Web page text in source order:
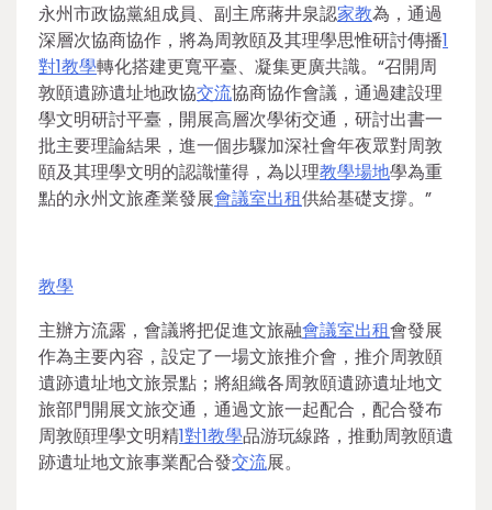
永州市政協黨組成員、副主席蔣井泉認家教為，通過
深層次協商協作，將為周敦頤及其理學思惟研討傳播1
對1教學轉化搭建更寬平臺、凝集更廣共識。“召開周
敦頤遺跡遺址地政協交流協商協作會議，通過建設理
學文明研討平臺，開展高層次學術交通，研討出書一
批主要理論結果，進一個步驟加深社會年夜眾對周敦
頤及其理學文明的認識懂得，為以理教學場地學為重
點的永州文旅產業發展會議室出租供給基礎支撐。”
教學
主辦方流露，會議將把促進文旅融會議室出租會發展
作為主要內容，設定了一場文旅推介會，推介周敦頤
遺跡遺址地文旅景點；將組織各周敦頤遺跡遺址地文
旅部門開展文旅交通，通過文旅一起配合，配合發布
周敦頤理學文明精1對1教學品游玩線路，推動周敦頤遺
跡遺址地文旅事業配合發交流展。